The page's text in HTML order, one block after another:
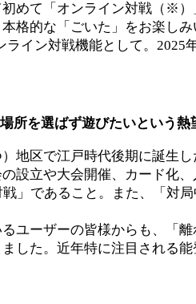
めて「オンライン対戦（※
格的な「ごいた」をお楽し
イン対戦機能として。2025
所を選ばず遊びたいという熱
地区で江戸時代後期に誕生
設立や大会開催、カード化
」であること。また、「対
ユーザーの皆様からも、「
した。近年特に注目される